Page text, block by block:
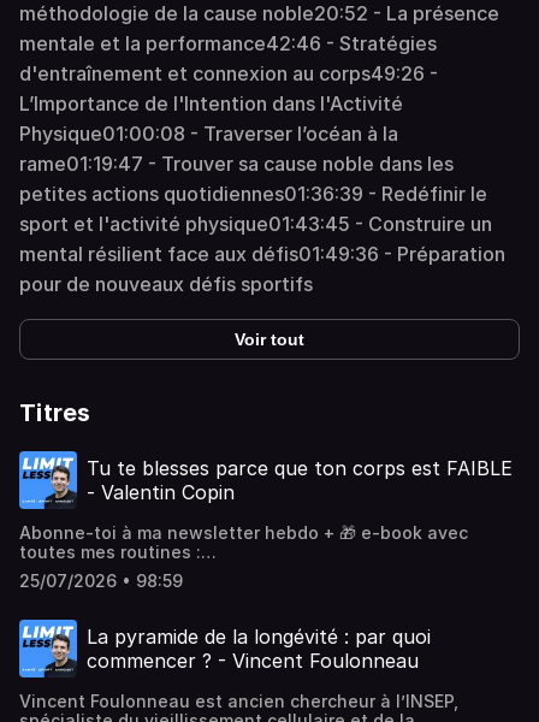
méthodologie de la cause noble20:52 - La présence
mentale et la performance42:46 - Stratégies
d'entraînement et connexion au corps49:26 -
L’Importance de l'Intention dans l'Activité
Physique01:00:08 - Traverser l’océan à la
rame01:19:47 - Trouver sa cause noble dans les
petites actions quotidiennes01:36:39 - Redéfinir le
sport et l'activité physique01:43:45 - Construire un
mental résilient face aux défis01:49:36 - Préparation
pour de nouveaux défis sportifs
Voir tout
Titres
Tu te blesses parce que ton corps est FAIBLE
- Valentin Copin
Abonne-toi à ma newsletter hebdo + 🎁 e-book avec
toutes mes routines :
https://limitlessproject.substack.comValentin Copin est
L’EXPERT français du tendon et de la prévention des
athlète polyvalent, instructeur StrongFirst et spécialiste
de l'entraînement fonctionnel.Dans cet épisode :Pourquoi
on se blesse et comment ce simple exercice peut tout
musculairesForce athlétique, marathon, hyrox : la clé pour
25/07/2026 • 98:59
La pyramide de la longévité : par quoi
commencer ? - Vincent Foulonneau
Vincent Foulonneau est ancien chercheur à l’INSEP,